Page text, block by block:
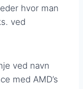
hvor man
ved
ved navn
med AMD’s